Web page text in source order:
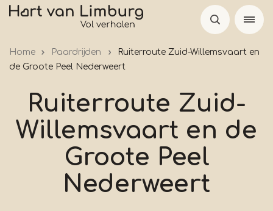
Overslaan
Home Paardrijden
Ruiterroute Zuid-Willemsvaart en
de Groote Peel Nederweert
Ruiterroute Zuid-
Willemsvaart en de
Groote Peel
Nederweert